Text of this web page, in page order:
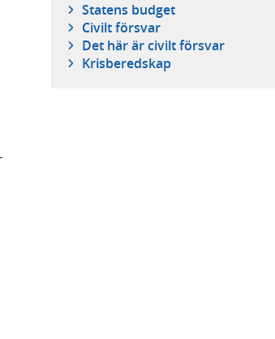
Statens budget
Civilt försvar
Det här är civilt försvar
Krisberedskap